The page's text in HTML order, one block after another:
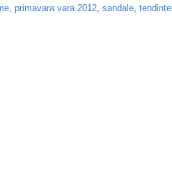
primavara vara 2012 sandale tendinte